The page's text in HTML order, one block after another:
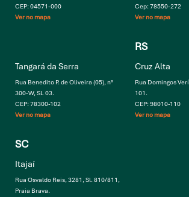
CEP: 04571-000
Ver no mapa
Cep: 78550-272
Ver no mapa
Tangará da Serra
Rua Benedito P. de Oliveira (05), n°
300-W, SL 03.
CEP: 78300-102
Ver no mapa
RS
Cruz Alta
Rua Domingos
101.
CEP: 98010-110
Ver no mapa
SC
Itajaí
Rua Osvaldo Reis, 3281, Sl. 810/811,
Praia Brava.